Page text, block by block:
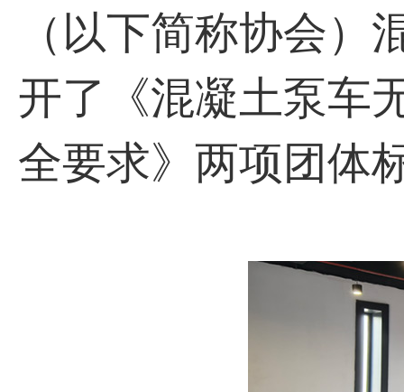
（以下简称协会
开了《混凝土泵车
全要求》两项团体